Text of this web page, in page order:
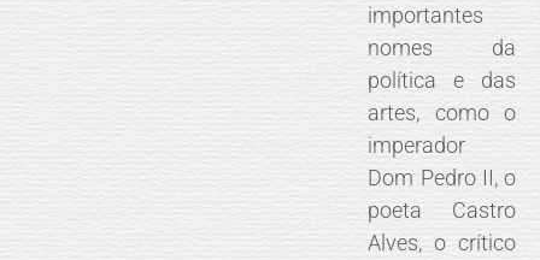
importantes
nomes da
política e das
artes, como o
imperador
Dom Pedro II, o
poeta Castro
Alves, o crítico